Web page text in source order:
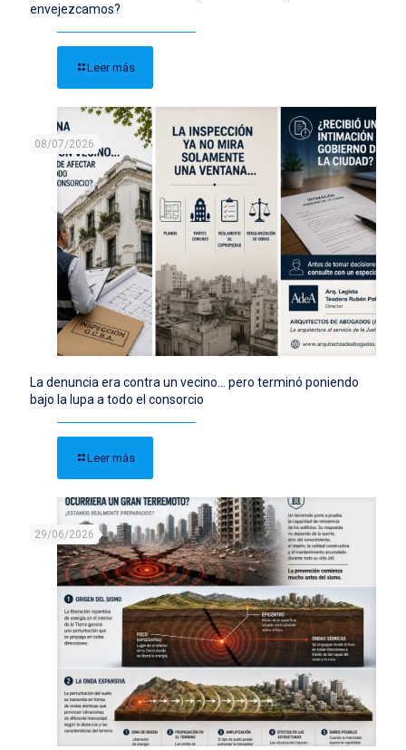
envejezcamos?
Leer más
08/07/2026
La denuncia era contra un vecino… pero terminó poniendo
bajo la lupa a todo el consorcio
Leer más
29/06/2026